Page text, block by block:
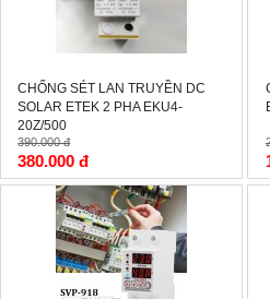
CHỐNG SÉT LAN TRUYỀN DC
SOLAR ETEK 2 PHA EKU4-
20Z/500
390.000 đ
380.000 đ